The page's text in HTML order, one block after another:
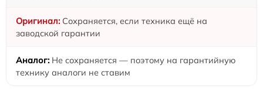
Сохраняется, если техника ещё на
заводской гарантии
Не сохраняется — поэтому на гарантийную
технику аналоги не ставим